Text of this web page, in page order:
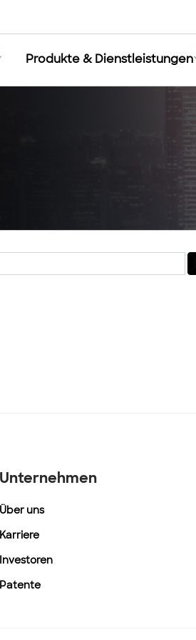
Produkte & Dienstleistungen
Unternehmen
Über uns
Karriere
Investoren
Patente